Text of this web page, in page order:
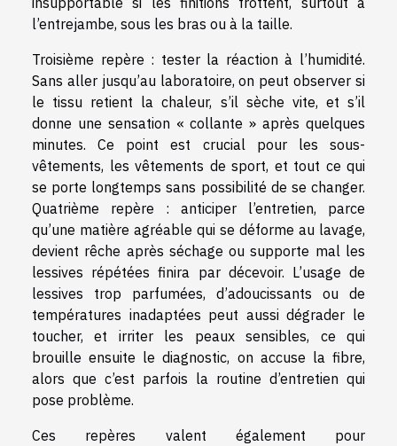
l’entrejambe, sous les bras ou à la taille.
Troisième repère : tester la réaction à l’humidité.
Sans aller jusqu’au laboratoire, on peut observer si
le tissu retient la chaleur, s’il sèche vite, et s’il
donne une sensation « collante » après quelques
minutes. Ce point est crucial pour les sous-
vêtements, les vêtements de sport, et tout ce qui
se porte longtemps sans possibilité de se changer.
Quatrième repère : anticiper l’entretien, parce
qu’une matière agréable qui se déforme au lavage,
devient rêche après séchage ou supporte mal les
lessives répétées finira par décevoir. L’usage de
lessives trop parfumées, d’adoucissants ou de
températures inadaptées peut aussi dégrader le
toucher, et irriter les peaux sensibles, ce qui
brouille ensuite le diagnostic, on accuse la fibre,
alors que c’est parfois la routine d’entretien qui
pose problème.
Ces repères valent également pour